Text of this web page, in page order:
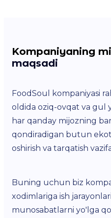
Kompaniyaning
maqsadi
FoodSoul kompaniyasi
oldida oziq-ovqat va gul
har qanday mijozning
qondiradigan butun
oshirish va tarqatish
Buning uchun biz
xodimlariga ish
munosabatlarni yo'lga